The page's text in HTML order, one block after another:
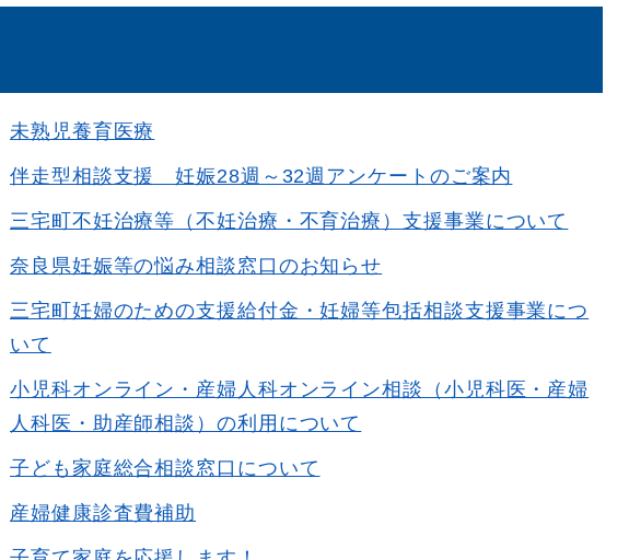
未熟児養育医療
伴走型相談支援 妊娠28週～32週アンケートのご案内
三宅町不妊治療等（不妊治療・不育治療）支援事業について
奈良県妊娠等の悩み相談窓口のお知らせ
三宅町妊婦のための支援給付金・妊婦等包括相談支援事業につ
いて
小児科オンライン・産婦人科オンライン相談（小児科医・産婦
人科医・助産師相談）の利用について
子ども家庭総合相談窓口について
産婦健康診査費補助